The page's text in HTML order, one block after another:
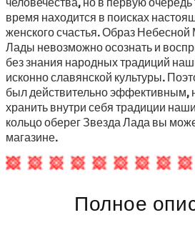
время находится в поисках
женского счастья. Образ
Лады невозможно осознать и
без знания народных традиций
исконно славянской культуры.
был действительно эффективным,
хранить внутри себя традиции
кольцо оберег Звезда Лада вы
магазине.
Полное